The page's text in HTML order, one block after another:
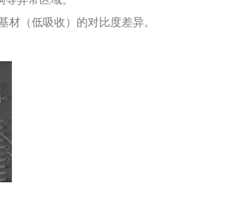
材（低吸收）的对比度差异。